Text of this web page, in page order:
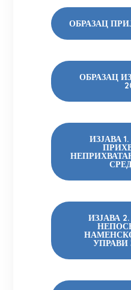
ОБРАЗАЦ
ОБРАЗАЦ
ИЗЈАВА
ИЗЈАВА
УПРАВИ